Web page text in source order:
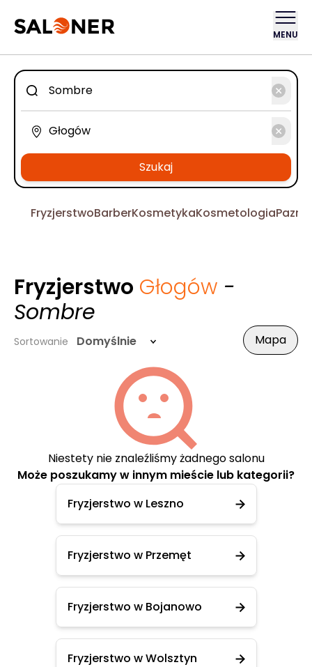
MENU
Szukaj
FryzjerstwoBarberKosmetykaKosmetologia
Fryzjerstwo Głogów -
Sombre
Sortowanie Domyślnie Mapa
Niestety nie znaleźliśmy żadnego salonu
Może poszukamy w innym mieście lub kategorii?
Fryzjerstwo w Leszno
Fryzjerstwo w Przemęt
Fryzjerstwo w Bojanowo
Fryzjerstwo w Wolsztyn